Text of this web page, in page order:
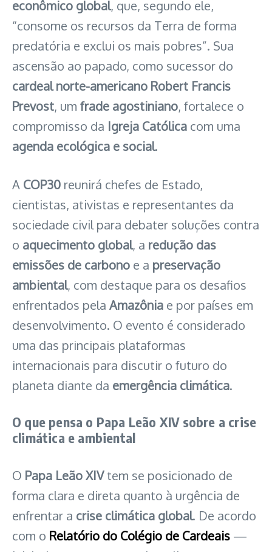
econômico global, que, segundo ele,
“consome os recursos da Terra de forma
predatória e exclui os mais pobres”. Sua
ascensão ao papado, como sucessor do
cardeal norte-americano Robert Francis
Prevost, um frade agostiniano, fortalece o
compromisso da Igreja Católica com uma
agenda ecológica e social.
A COP30 reunirá chefes de Estado,
cientistas, ativistas e representantes da
sociedade civil para debater soluções contra
o aquecimento global, a redução das
emissões de carbono e a preservação
ambiental, com destaque para os desafios
enfrentados pela Amazônia e por países em
desenvolvimento. O evento é considerado
uma das principais plataformas
internacionais para discutir o futuro do
planeta diante da emergência climática.
O que pensa o Papa Leão XIV sobre a crise
climática e ambiental
O Papa Leão XIVtem se posicionado de
forma clara e direta quanto à urgência de
enfrentar a crise climática global. De acordo
com o Relatório do Colégio de Cardeais —